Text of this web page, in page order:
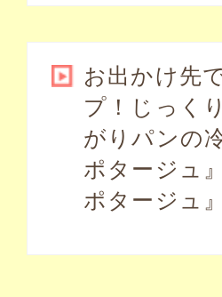
お出かけ先
プ！じっく
がりパンの
ポタージュ
ポタージュ